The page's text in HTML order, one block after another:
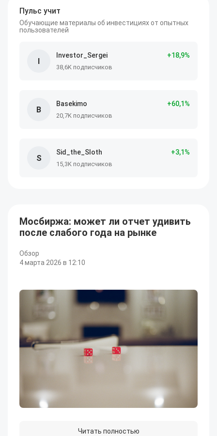
Пульс учит
Обучающие материалы об инвестициях от опытных
пользователей
I
Investor_Sergei +18,9%
38,6K подписчиков
B
Basekimo +60,1%
20,7K подписчиков
S
Sid_the_Sloth +3,1%
15,3K подписчиков
Мосбиржа: может ли отчет удивить
после слабого года на рынке
Обзор
4 марта 2026 в 12:10
Читать полностью